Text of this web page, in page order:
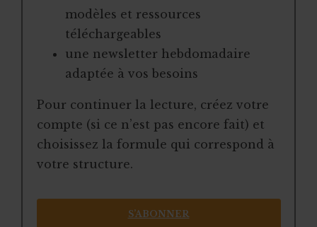
modèles et ressources
téléchargeables
une newsletter hebdomadaire
adaptée à vos besoins
Pour continuer la lecture, créez votre
compte (si ce n’est pas encore fait) et
choisissez la formule qui correspond à
votre structure.
S’ABONNER